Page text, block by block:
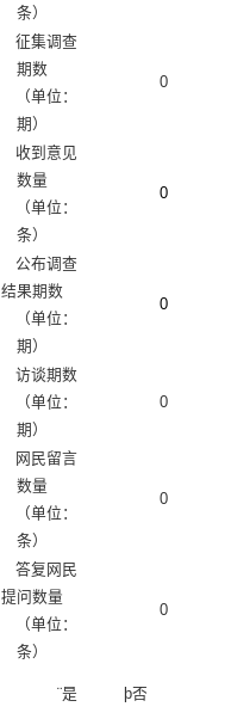
条）
征集调查
期数
（单位：
期）
0
收到意见
数量
（单位：
条）
0
公布调查
结果期数
（单位：
期）
0
访谈期数
（单位：
期）
0
网民留言
数量
（单位：
条）
0
答复网民
提问数量
（单位：
条）
0
¨是 þ否